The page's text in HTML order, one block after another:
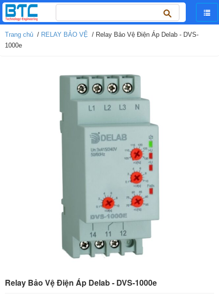
Tìm
kiếm
Trang chủ / RELAY BẢO VỆ / Relay Bảo Vệ Điện Áp Delab - DVS-
1000e
Relay Bảo Vệ Điện Áp Delab - DVS-1000e